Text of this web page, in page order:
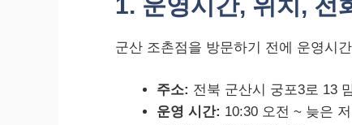
군산 조촌점을 방문하기 전에 운영시
주소: 전북 군산시 궁포3로 13
운영 시간: 10:30 오전 ~ 늦은